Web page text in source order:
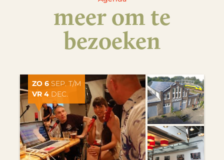
meer om te
bezoeken
ZO 6 SEP. T/M
VR 4 DEC.